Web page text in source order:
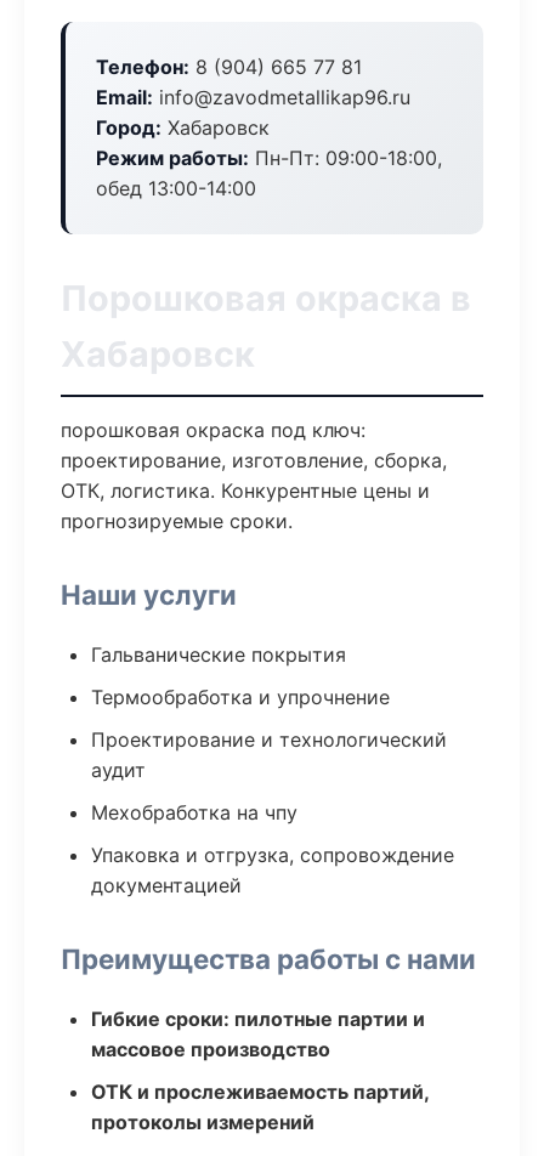
Телефон: 8 (904) 665 77 81
Email: info@zavodmetallikap96.ru
Город: Хабаровск
Режим работы: Пн-Пт: 09:00-18:00,
обед 13:00-14:00
Порошковая окраска в
Хабаровск
порошковая окраска под ключ:
проектирование, изготовление, сборка,
ОТК, логистика. Конкурентные цены и
прогнозируемые сроки.
Наши услуги
Гальванические покрытия
Термообработка и упрочнение
Проектирование и технологический
аудит
Мехобработка на чпу
Упаковка и отгрузка, сопровождение
документацией
Преимущества работы с нами
Гибкие сроки: пилотные партии и
массовое производство
ОТК и прослеживаемость партий,
протоколы измерений